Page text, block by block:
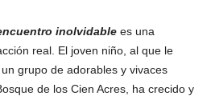
inolvidable es una
real. El joven niño, al que le
grupo de adorables y vivaces
de los Cien Acres, ha crecido y